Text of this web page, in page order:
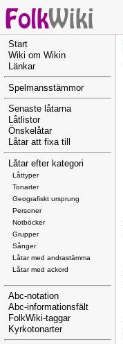
Start
Wiki om Wikin
Länkar
Spelmansstämmor
Senaste låtarna
Låtlistor
Önskelåtar
Låtar att fixa till
Låtar efter kategori
Låttyper
Tonarter
Geografiskt ursprung
Personer
Notböcker
Grupper
Sånger
Låtar med andrastämma
Låtar med ackord
Abc-notation
Abc-informationsfält
FolkWiki-taggar
Kyrkotonarter